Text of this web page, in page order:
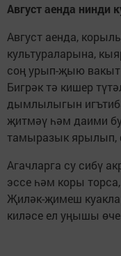
Август аенда нинди
Август аенда,
культураларына,
соң урып-җыю
Бигрәк тә кишер
дымлылыгын
җитмәү һәм даими
тамыразык ярылып,
Агачларга су сибү
эссе һәм коры
Җиләк-җимеш
киләсе ел уңышы